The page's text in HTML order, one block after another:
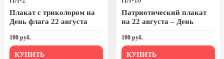
Хэллоуин
4 ноября, День народного единства
Плакат с триколором на
День флага 22 августа
100 руб.
КУПИТЬ
Патриотический плакат
на 22 августа – День
100 руб.
КУПИТЬ